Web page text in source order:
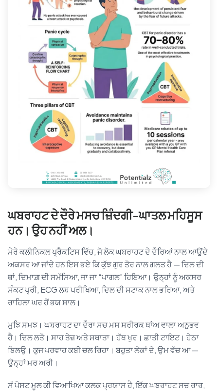
ਘਬਰਾਹਟ ਦੇ ਦੌਰੇ ਮਸਚ ਜ਼ਿੰਦਗੀ-ਘਾਤਲ ਮਹਿਸੂਸ
ਹਨ। ਉਹ ਨਹੀਂ ਅਲ।
ਮੇਰੇ ਕਲੀਨਿਕਲ ਪ੍ਰੈਕਟਿਸ ਵਿੱਚ, ਜੋ ਲੋਕ ਘਬਰਾਹਟ ਦੇ ਦੌਰਿਆਂ ਨਾਲ ਆਉਂਦੇ
ਅਕਸਰ ਆ ਜਾਂਦੇ ਹਨ ਇਸ ਭਏ ਕਿ ਕੁੱਝ ਗੁਰ ਤੋਰ ਨਾਲ ਗਲਤ ਹੈ — ਦਿਲ ਦੀ
ਥਾਂ, ਦਿਮਾਗ਼ ਦੀ ਸਮੱਸਿਆ, ਜਾ ਜਾ “ਪਾਗਲ” ਹਿਇਆ। ਉਨ੍ਹਾਂ ਨੂੰ ਅਕਸਰ
ਸੰਕਟ ਪ੍ਰੀ, ECG ਲਬ ਪਰੀਖਿਆ, ਦਿਲ ਦੀ ਸਟਾਕ ਨਾਲ ਭਰਿਆ, ਅਤੇ
ਰਾਹਿਲਾ ਘਰ ਹੋਂ ਭਯ ਸਾਲ।
ਮੁਝਿ ਸਮਝ। ਘਬਰਾਹਟ ਦਾ ਦੌਰਾ ਸਚ ਮਸ ਸਰੀਰਕ ਥਾਂਅ ਵਾਲਾ ਅਨੁਭਵ
ਹੈ। ਦਿਲ ਲਤੋ। ਸਾਹ ਤੇਜ਼ ਅਤੇ ਸਥਾਤਾ। ਹੱਥ ਖੁਰ। ਛਾਤੀ ਟਾਇਟ। ਹੇਠਾ
ਬਿਲਉ। ਕੁਜ ਪਰਵਾਹ ਕਬੀ ਚਲ ਰਿਹਾ। ਬਹੁਤਾ ਲੋਕਾਂ ਦੇ, ਉਮ ਵੱਚ ਆ —
ਉਨ੍ਹਾਂ ਮਰ ਅਰੀ।
ਸੰ ਪੋਸਟ ਮੂਲ ਕੀ ਵਿਆਖਿਆ ਕਲਕ ਪ੍ਰਯਾਸ ਹੈ, ਇੱਕ ਘਬਰਾਹਟ ਸਚ ਰਾਰ,